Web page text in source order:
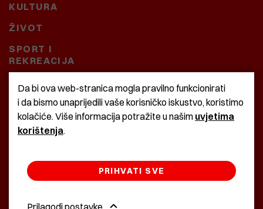
KULTURA
ŽIVOT
SPORT I
REKREACIJA
CRNA KRONIKA
BAŠTARDINI I PRAVI
KRASNA ZEMLJA
Da bi ova web-stranica mogla pravilno funkcionirati
i da bismo unaprijedili vaše korisničko iskustvo, koristimo
kolačiće. Više informacija potražite u našim uvjetima
korištenja.
Prilagodi postavke
PRIHVATI SVE